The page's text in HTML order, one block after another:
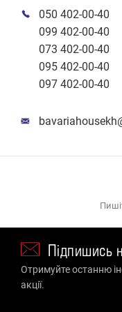
050 402-00-40
099 402-00-40
073 402-00-40
095 402-00-40
097 402-00-40
Підпишись
Отримуйте останню
акції.